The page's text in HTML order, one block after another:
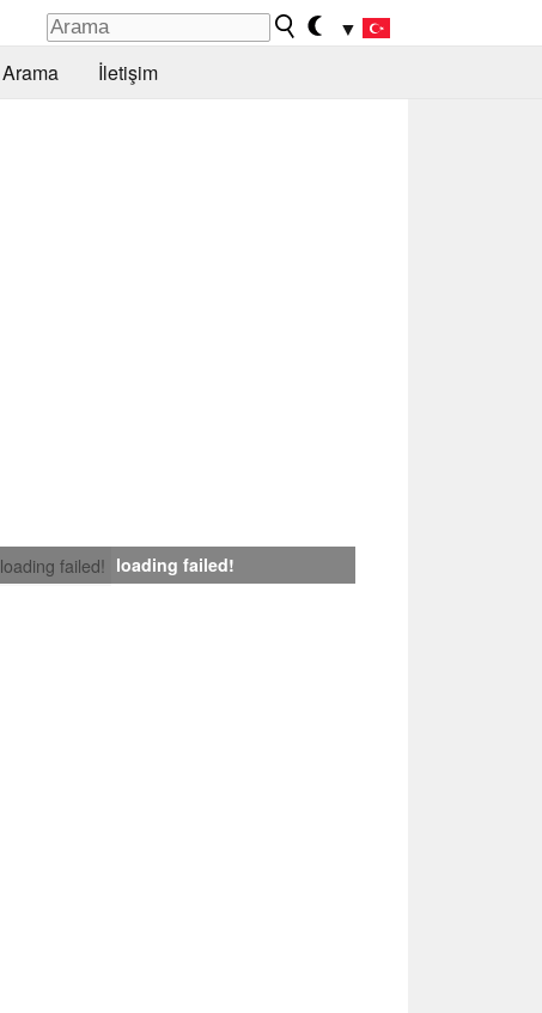
▼
Arama İletişim
loading failed! loading failed!